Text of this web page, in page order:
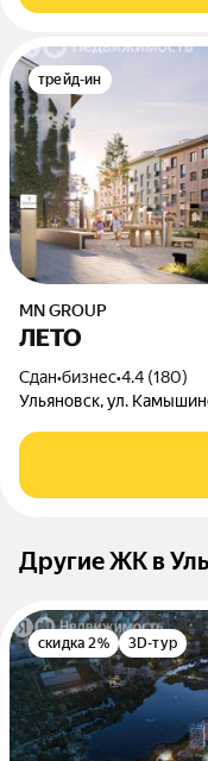
трейд-ин
MN GROUP
ЛЕТО
Сдан•бизнес•4.4 (180)
Ульяновск, ул.
Другие ЖК в
скидка 2% 3D-тур